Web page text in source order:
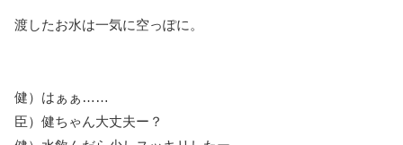
渡したお水は一気に空っぽに。
健）はぁぁ……
臣）健ちゃん大丈夫ー？